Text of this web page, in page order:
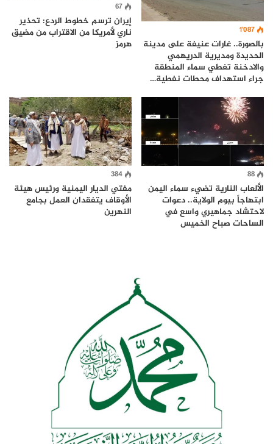
1٬087
بالصورة.. غارات عنيفة على مدينة
الحديدة ومديرية الدريهمي
والادخنة تغطي سماء المنطقة
جراء استهداف محطات نفطية…
67
إيران ترسم خطوط الردع: تحذير
ناري لأمريكا من الاقتراب من مضيق
هرمز
88
الألعاب النارية تضيء سماء اليمن
ابتهاجاً بيوم الولاية.. دعوات
لاحتشاد جماهيري واسع في
الساحات صباح الخميس
384
مفتي الديار اليمنية ورئيس هيئة
الأوقاف يتفقدان العمل بجامع
النهرين